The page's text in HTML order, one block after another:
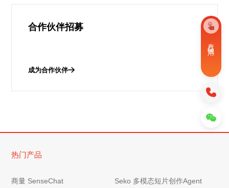
合作伙伴招募
成为合作伙伴
热门产品
商量 SenseChat Seko 多模态短片创作Agent